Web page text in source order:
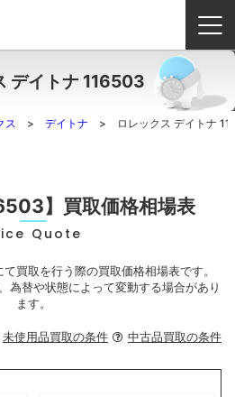
門店とは？
デイトナ 116503
ス デイトナ ロレックス デイトナ
】買取価格相場表
Quote
買取を行う際の買取価格相場表です。
為替や状態によって変動する場合があり
ます。
未使用品買取の条件 中古品買取の条件